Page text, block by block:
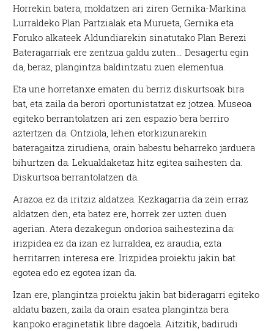
Horrekin batera, moldatzen ari ziren Gernika-Markina
Lurraldeko Plan Partzialak eta Murueta, Gernika eta
Foruko alkateek Aldundiarekin sinatutako Plan Berezi
Bateragarriak ere zentzua galdu zuten… Desagertu egin
da, beraz, plangintza baldintzatu zuen elementua.
Eta une horretanxe ematen du berriz diskurtsoak bira
bat, eta zaila da berori oportunistatzat ez jotzea. Museoa
egiteko berrantolatzen ari zen espazio bera berriro
aztertzen da. Ontziola, lehen etorkizunarekin
bateragaitza zirudiena, orain babestu beharreko jarduera
bihurtzen da. Lekualdaketaz hitz egitea saihesten da.
Diskurtsoa berrantolatzen da.
Arazoa ez da iritziz aldatzea. Kezkagarria da zein erraz
aldatzen den, eta batez ere, horrek zer uzten duen
agerian. Atera dezakegun ondorioa saihestezina da:
irizpidea ez da izan ez lurraldea, ez araudia, ezta
herritarren interesa ere. Irizpidea proiektu jakin bat
egotea edo ez egotea izan da.
Izan ere, plangintza proiektu jakin bat bideragarri egiteko
aldatu bazen, zaila da orain esatea plangintza bera
kanpoko eraginetatik libre dagoela. Aitzitik, badirudi